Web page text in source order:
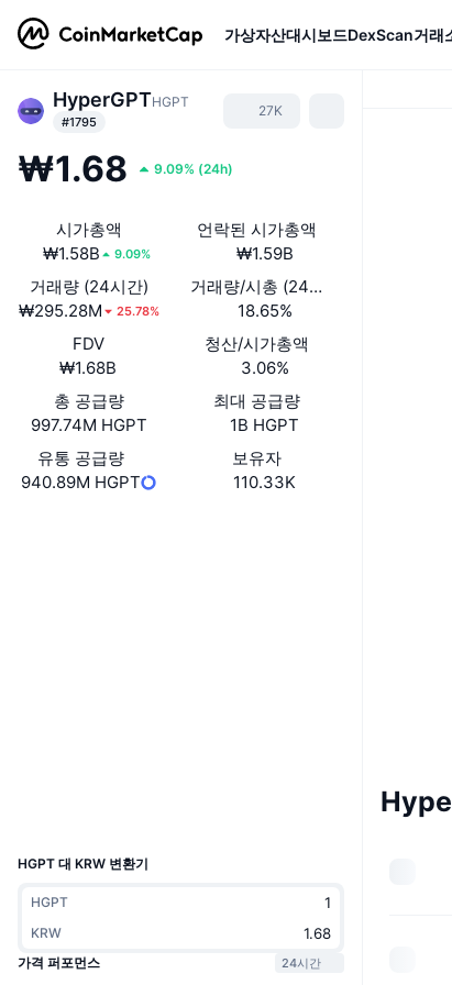
가상자산대시보드DexScan거래
HyperGPTHGPT
#1795
27K
₩1.68 9.09% (24h)
시가총액
₩1.58B
9.09%
언락된 시가총액
₩1.59B
거래량 (24시간)
₩295.28M
25.78%
거래량/시총 (24시간)
18.65%
FDV
₩1.68B
청산/시가총액
3.06%
총 공급량
997.74M HGPT
최대 공급량
1B HGPT
유통 공급량
940.89M HGPT
보유자
110.33K
HGPT 대 KRW 변환기
HGPT
KRW
가격 퍼포먼스
24시간